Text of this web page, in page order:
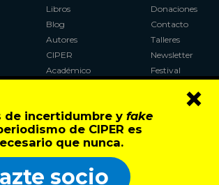
de incertidumbre y fake
de CIPER es
que nunca.
socio
×
Libros
Blog
Autores
CIPER
Académico
Al Plebiscito
con CIPER
Donaciones
Contacto
Talleres
Newsletter
Festival